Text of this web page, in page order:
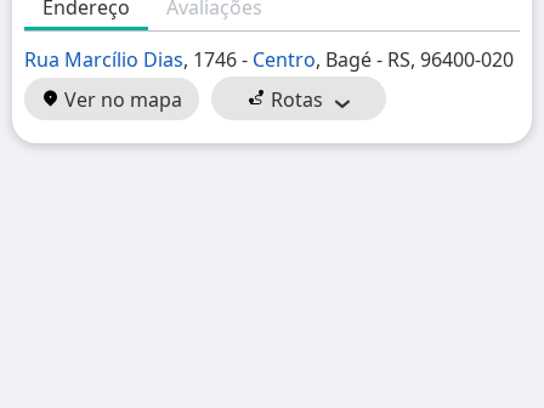
Endereço
Avaliações
Rua Marcílio Dias, 1746 - Centro, Bagé - RS, 96400-020
Ver no mapa
Rotas